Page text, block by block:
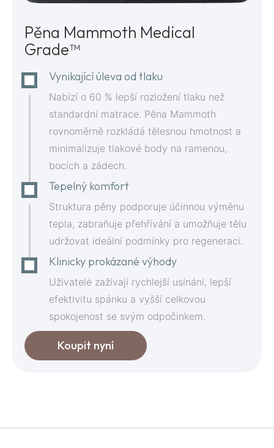
Pěna Mammoth Medical
Grade™
Vynikající úleva od tlaku
Nabízí o 60 % lepší rozložení tlaku než
standardní matrace. Pěna Mammoth
rovnoměrně rozkládá tělesnou hmotnost a
minimalizuje tlakové body na ramenou,
bocích a zádech.
Tepelný komfort
Struktura pěny podporuje účinnou výměnu
tepla, zabraňuje přehřívání a umožňuje tělu
udržovat ideální podmínky pro regeneraci.
Klinicky prokázané výhody
Uživatelé zažívají rychlejší usínání, lepší
efektivitu spánku a vyšší celkovou
spokojenost se svým odpočinkem.
Koupit nyní